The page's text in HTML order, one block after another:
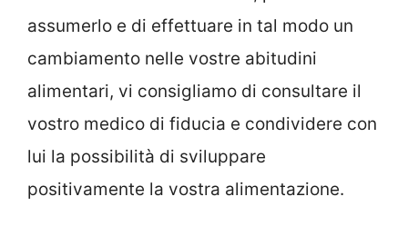
assumerlo e di effettuare in tal modo un
cambiamento nelle vostre abitudini
alimentari, vi consigliamo di consultare il
vostro medico di fiducia e condividere con
lui la possibilità di sviluppare
positivamente la vostra alimentazione.